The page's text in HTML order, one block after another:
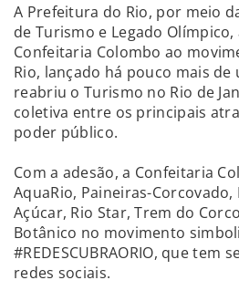
A Prefeitura do Rio, por meio
de Turismo e Legado
Confeitaria Colombo ao
Rio, lançado há pouco mais de
reabriu o Turismo no Rio de
coletiva entre os principais
poder público.
Com a adesão, a Confeitaria
AquaRio, Paineiras-
Açúcar, Rio Star, Trem do
Botânico no movimento
#REDESCUBRAORIO, que tem
redes sociais.